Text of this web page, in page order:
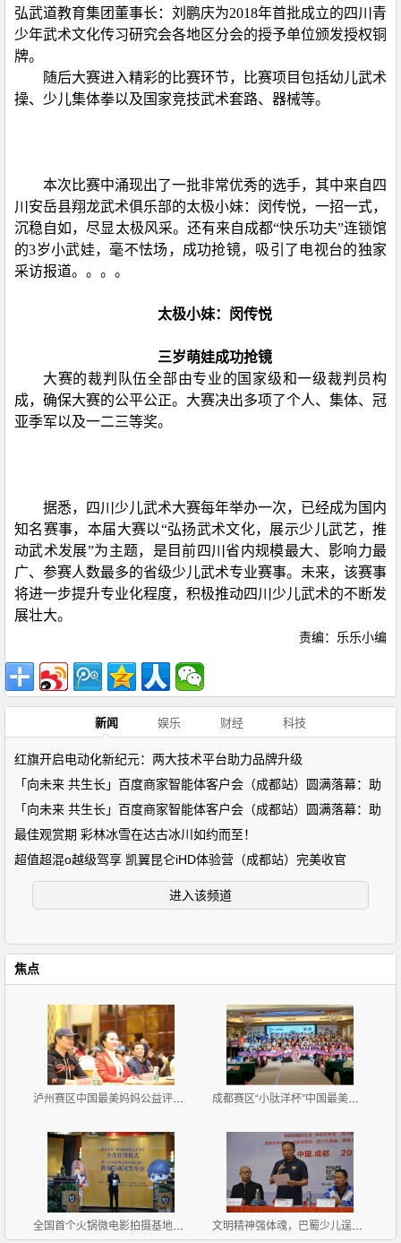
弘武道教育集团董事长：刘鹏庆为2018年首批成立的四川青
少年武术文化传习研究会各地区分会的授予单位颁发授权铜
牌。
随后大赛进入精彩的比赛环节，比赛项目包括幼儿武术
操、少儿集体拳以及国家竞技武术套路、器械等。
本次比赛中涌现出了一批非常优秀的选手，其中来自四
川安岳县翔龙武术俱乐部的太极小妹：闵传悦，一招一式，
沉稳自如，尽显太极风采。还有来自成都“快乐功夫”连锁馆
的3岁小武娃，毫不怯场，成功抢镜，吸引了电视台的独家
采访报道。。。。
太极小妹：闵传悦
三岁萌娃成功抢镜
大赛的裁判队伍全部由专业的国家级和一级裁判员构
成，确保大赛的公平公正。大赛决出多项了个人、集体、冠
亚季军以及一二三等奖。
据悉，四川少儿武术大赛每年举办一次，已经成为国内
知名赛事，本届大赛以“弘扬武术文化，展示少儿武艺，推
动武术发展”为主题，是目前四川省内规模最大、影响力最
广、参赛人数最多的省级少儿武术专业赛事。未来，该赛事
将进一步提升专业化程度，积极推动四川少儿武术的不断发
展壮大。
责编：乐乐小编
新闻 娱乐 财经 科技
红旗开启电动化新纪元：两大技术平台助力品牌升级
「向未来 共生长」百度商家智能体客户会（成都站）圆满落幕：助
「向未来 共生长」百度商家智能体客户会（成都站）圆满落幕：助
最佳观赏期 彩林冰雪在达古冰川如约而至！
超值超混o越级驾享 凯翼昆仑iHD体验营（成都站）完美收官
进入该频道
焦点
泸州赛区中国最美妈妈公益评选大赛新闻发布会暨首场海 成都赛区“小肽洋杯”中国最美妈妈公益评选大赛首场海
全国首个火锅微电影拍摄基地挂牌《天方夜谭之耍爷闯江 文明精神强体魂，巴蜀少儿逞英豪